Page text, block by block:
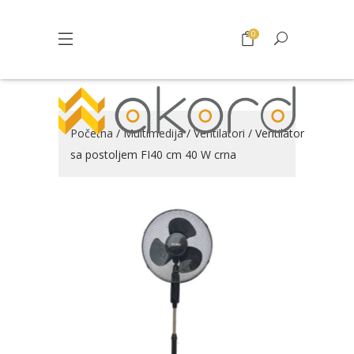
0
Početna /Multimedija/Ventilatori / Ventilator
sa postoljem FI40 cm 40 W crna